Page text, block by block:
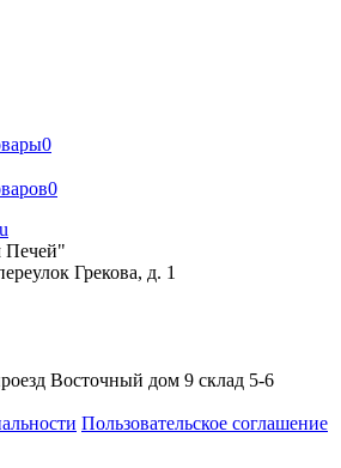
0
0
Печей"
Грекова, д. 1
Восточный дом 9 склад 5-6
Пользовательское соглашение